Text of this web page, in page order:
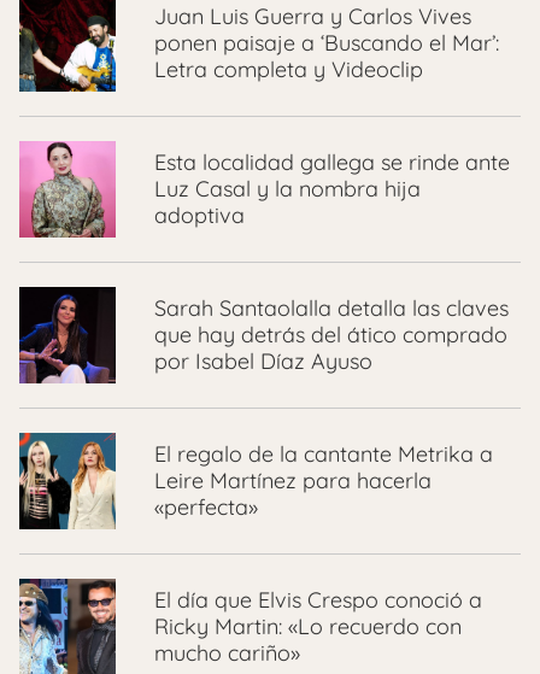
Juan Luis Guerra y Carlos Vives
ponen paisaje a ‘Buscando el Mar’:
Letra completa y Videoclip
Esta localidad gallega se rinde ante
Luz Casal y la nombra hija
adoptiva
Sarah Santaolalla detalla las claves
que hay detrás del ático comprado
por Isabel Díaz Ayuso
El regalo de la cantante Metrika a
Leire Martínez para hacerla
«perfecta»
El día que Elvis Crespo conoció a
Ricky Martin: «Lo recuerdo con
mucho cariño»